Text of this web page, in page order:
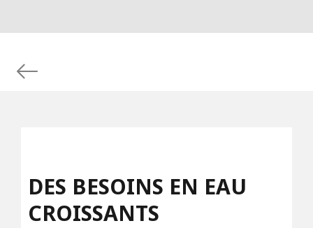
DES BESOINS EN EAU
CROISSANTS